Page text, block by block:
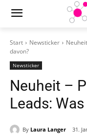
Start Newsticker
davon?
Newsticker
Neuheit –
Leads:
By Laura Langer 31.